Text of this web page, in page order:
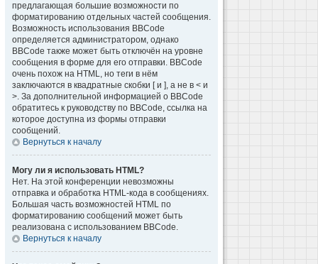
предлагающая большие возможности по
форматированию отдельных частей сообщения.
Возможность использования BBCode
определяется администратором, однако
BBCode также может быть отключён на уровне
сообщения в форме для его отправки. BBCode
очень похож на HTML, но теги в нём
заключаются в квадратные скобки [ и ], а не в < и
>. За дополнительной информацией о BBCode
обратитесь к руководству по BBCode, ссылка на
которое доступна из формы отправки
сообщений.
Вернуться к началу
Могу ли я использовать HTML?
Нет. На этой конференции невозможны
отправка и обработка HTML-кода в сообщениях.
Большая часть возможностей HTML по
форматированию сообщений может быть
реализована с использованием BBCode.
Вернуться к началу